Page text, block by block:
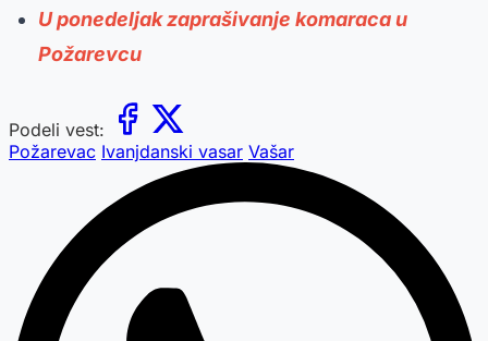
U ponedeljak zaprašivanje komaraca u
Požarevcu
Podeli vest:
Požarevac Ivanjdanski vasar Vašar